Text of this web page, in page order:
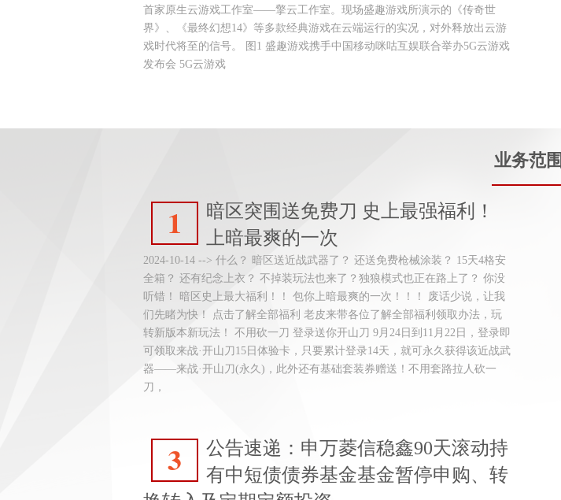
首家原生云游戏工作室——擎云工作室。现场盛趣游戏所演示的《传奇世
界》、《最终幻想14》等多款经典游戏在云端运行的实况，对外释放出云游
戏时代将至的信号。 图1 盛趣游戏携手中国移动咪咕互娱联合举办5G云游戏
发布会 5G云游戏
业务范围
1
暗区突围送免费刀 史上最强福利！
上暗最爽的一次
2024-10-14 --> 什么？ 暗区送近战武器了？ 还送免费枪械涂装？ 15天4格安
全箱？ 还有纪念上衣？ 不掉装玩法也来了？独狼模式也正在路上了？ 你没
听错！ 暗区史上最大福利！！ 包你上暗最爽的一次！！！ 废话少说，让我
们先睹为快！ 点击了解全部福利 老皮来带各位了解全部福利领取办法，玩
转新版本新玩法！ 不用砍一刀 登录送你开山刀 9月24日到11月22日，登录即
可领取来战·开山刀15日体验卡，只要累计登录14天，就可永久获得该近战武
器——来战·开山刀(永久)，此外还有基础套装券赠送！不用套路拉人砍一
刀，
3
公告速递：申万菱信稳鑫90天滚动持
有中短债债券基金基金暂停申购、转